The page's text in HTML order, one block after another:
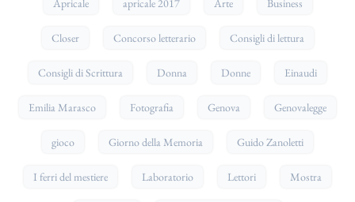
Apricale apricale 2017 Arte Business
Closer Concorso letterario Consigli di lettura
Consigli di Scrittura Donna Donne Einaudi
Emilia Marasco Fotografia Genova Genovalegge
gioco Giorno della Memoria Guido Zanoletti
I ferri del mestiere Laboratorio Lettori Mostra